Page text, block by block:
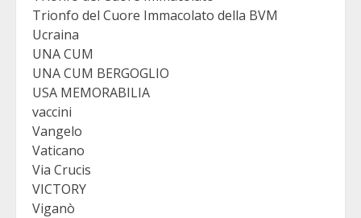
Trionfo del Cuore Immacolato della BVM
Ucraina
UNA CUM
UNA CUM BERGOGLIO
USA MEMORABILIA
vaccini
Vangelo
Vaticano
Via Crucis
VICTORY
Viganò